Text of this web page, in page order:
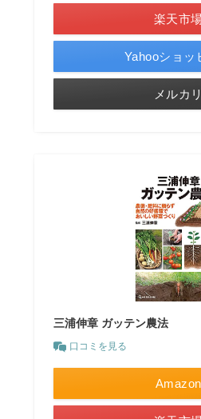
楽天市
Yahooショッ
メルカリ
三浦伸章 ガッテン農法
口コミを見る
Amazon